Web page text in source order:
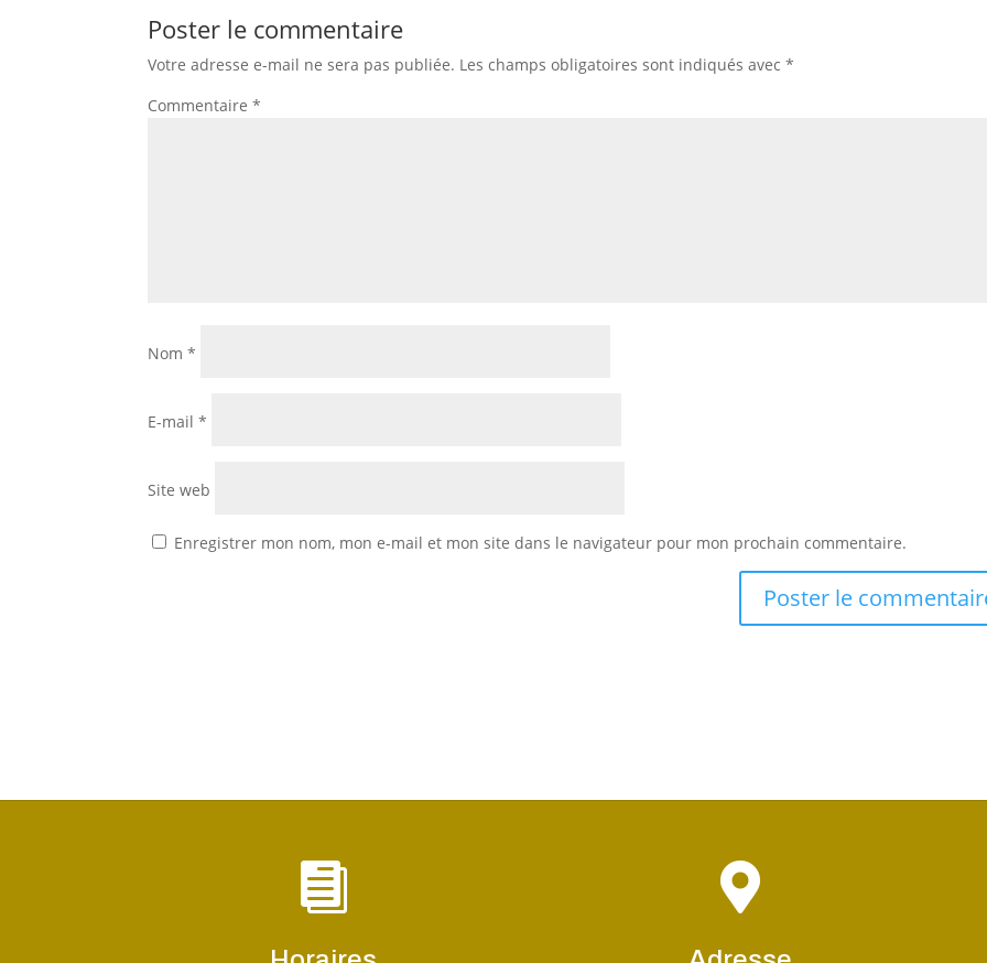
Poster le commentaire
Votre adresse e-mail ne sera pas publiée. Les champs obligatoires sont indiqués avec*
Commentaire*
Nom*
E-mail*
Site web
Enregistrer mon nom, mon e-mail et mon site dans le navigateur pour mon prochain commentaire.
 